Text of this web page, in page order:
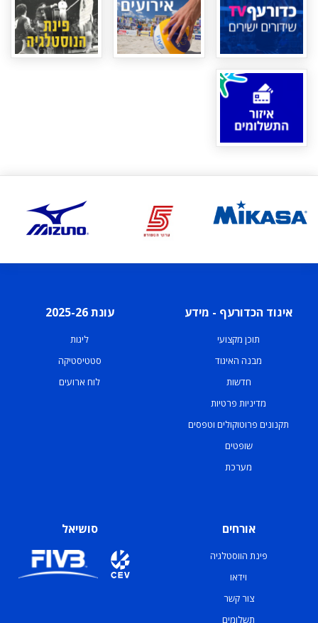
איגוד הכדורעף - מידע
תוכן מקצועי
מבנה האיגוד
חדשות
מדיניות פרטיות
תקנונים פרוטוקולים וטפסים
שופטים
מערכת
עונת 2025-26
ליגות
סטטיסטיקה
לוח ארועים
אורחים
פינת הווסטלגיה
וידאו
צור קשר
תשלומים
סושיאל